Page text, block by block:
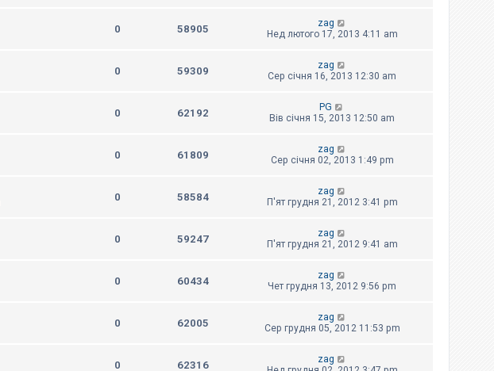
0 58905
zag
Нед лютого 17, 2013 4:11 am
0 59309
zag
Сер січня 16, 2013 12:30 am
0 62192
PG
Вів січня 15, 2013 12:50 am
0 61809
zag
Сер січня 02, 2013 1:49 pm
0 58584
zag
П'ят грудня 21, 2012 3:41 pm
0 59247
zag
П'ят грудня 21, 2012 9:41 am
0 60434
zag
Чет грудня 13, 2012 9:56 pm
0 62005
zag
Сер грудня 05, 2012 11:53 pm
0 62316
zag